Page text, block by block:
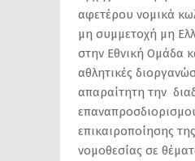
αφετέρου νομικά
μη συμμετοχή μη
στην Εθνική Ομάδα
αθλητικές
απαραίτητη την
επικαιροποίησης
νομοθεσίας σε